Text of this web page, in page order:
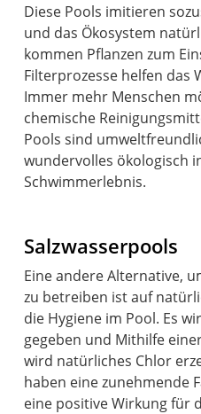
Diese Pools imitieren
und das Ökosystem
kommen Pflanzen zum
Filterprozesse helfen das
Immer mehr Menschen
chemische
Pools sind
wundervolles ökologisch
Schwimmerlebnis.
Salzwasserpools
Eine andere Alternative,
zu betreiben ist auf
die Hygiene im Pool. Es
gegeben und Mithilfe
wird natürliches Chlor
haben eine zunehmende
eine positive Wirkung für